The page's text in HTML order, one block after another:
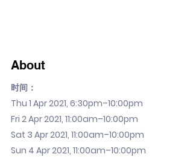
About
时间：
Thu 1 Apr 2021, 6:30pm–10:00pm
Fri 2 Apr 2021, 11:00am–10:00pm
Sat 3 Apr 2021, 11:00am–10:00pm
Sun 4 Apr 2021, 11:00am–10:00pm